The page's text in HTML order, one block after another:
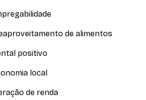
de alimentos
positivo
local
de renda